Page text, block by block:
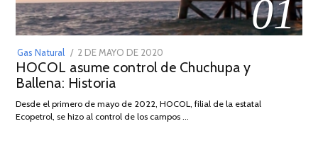
01
Gas Natural
POSTED
ON
2 DE MAYO DE 2020
DE
2026
HOCOL asume control de Chuchupa y
Ballena: Historia
Desde el primero de mayo de 2022, HOCOL, filial de la estatal
Ecopetrol, se hizo al control de los campos …